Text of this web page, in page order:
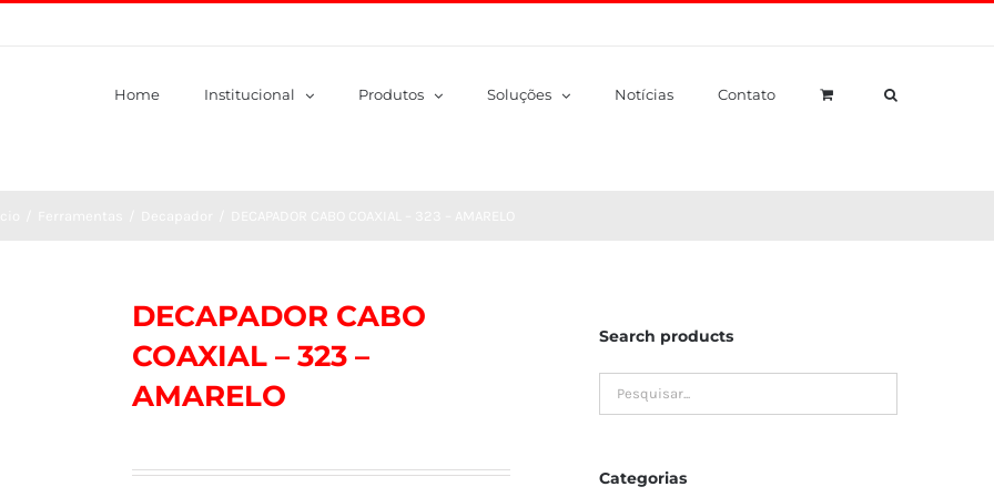
Home Institucional Produtos Soluções Notícias Contato
DECAPADOR CABO
COAXIAL – 323 –
AMARELO
Search products
Categorias